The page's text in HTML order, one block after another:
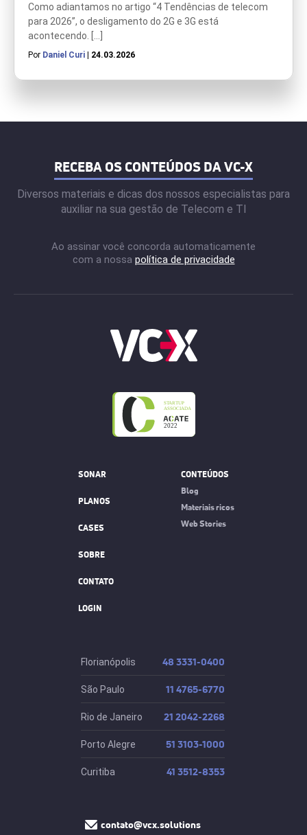
Como adiantamos no artigo “4 Tendências de telecom
para 2026”, o desligamento do 2G e 3G está
acontecendo. […]
Por Daniel Curi | 24.03.2026
RECEBA OS CONTEÚDOS DA VC-X
Diversos materiais e dicas dos nossos especialistas para
auxiliar na sua gestão de Telecom e TI
Ao assinar você concorda automaticamente
com a nossa política de privacidade
SONAR
PLANOS
CASES
SOBRE
CONTATO
LOGIN
CONTEÚDOS
Blog
Materiais ricos
Web Stories
Florianópolis 48 3331-0400
São Paulo 11 4765-6770
Rio de Janeiro 21 2042-2268
Porto Alegre 51 3103-1000
Curitiba 41 3512-8353
contato@vcx.solutions